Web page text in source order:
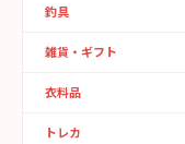
釣具
雑貨・ギフト
衣料品
トレカ